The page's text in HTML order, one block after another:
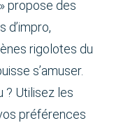
propose des
d’impro,
rigolotes du
s’amuser.
? Utilisez les
préférences